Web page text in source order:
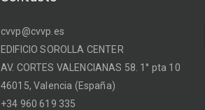
cvvp@cvvp.es
EDIFICIO SOROLLA CENTER
AV. CORTES VALENCIANAS 58. 1° pta 10
46015, Valencia (España)
+34 960 619 335